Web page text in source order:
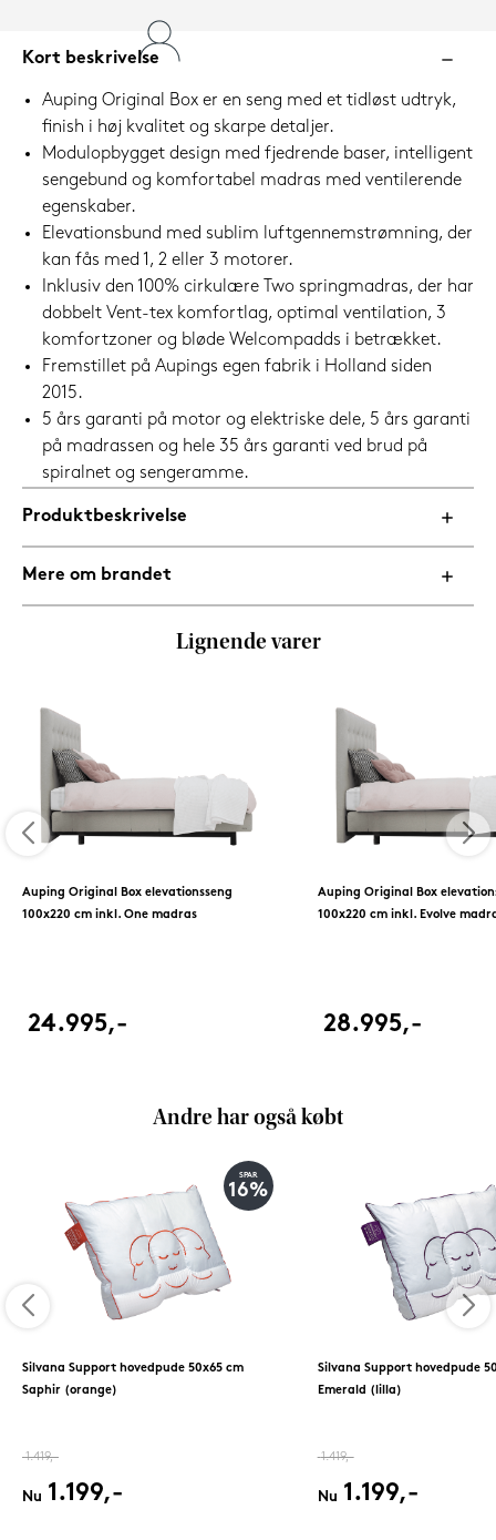
Kort beskrivelse
Auping Original Box er en seng med et tidløst udtryk,
finish i høj kvalitet og skarpe detaljer.
Modulopbygget design med fjedrende baser, intelligent
sengebund og komfortabel madras med ventilerende
egenskaber.
Elevationsbund med sublim luftgennemstrømning, der
kan fås med 1, 2 eller 3 motorer.
Inklusiv den 100% cirkulære Two springmadras, der har
dobbelt Vent-tex komfortlag, optimal ventilation, 3
komfortzoner og bløde Welcompadds i betrækket.
Fremstillet på Aupings egen fabrik i Holland siden
2015.
5 års garanti på motor og elektriske dele, 5 års garanti
på madrassen og hele 35 års garanti ved brud på
spiralnet og sengeramme.
Produktbeskrivelse
Mere om brandet
Lignende varer
Auping Original Box elevationsseng
100x220 cm inkl. One madras
24.995,-
Auping Original Box
100x220 cm inkl. Evolve
28.995,-
Andre har også købt
SPAR
16%
Silvana Support hovedpude 50x65 cm
Saphir (orange)
1.419,-
Nu 1.199,-
Silvana Support hovedpude
Emerald (lilla)
1.419,-
Nu 1.199,-